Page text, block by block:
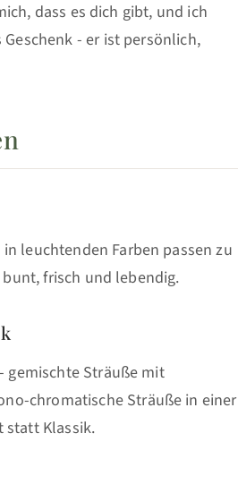
dass es dich gibt, und ich
- er ist persönlich,
leuchtenden Farben passen zu
frisch und lebendig.
gemischte Sträuße mit
chromatische Sträuße in einer
statt Klassik.